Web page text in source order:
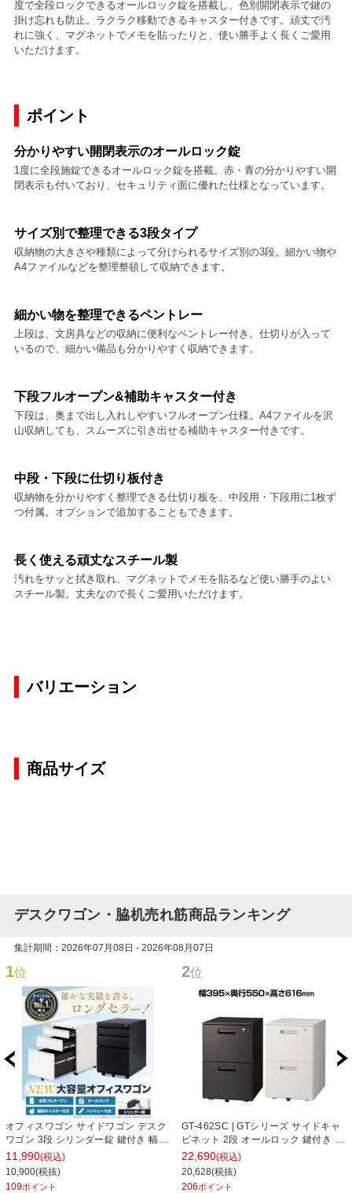
度で全段ロックできるオールロック錠を搭載し、色別開閉表示で鍵の
掛け忘れも防止。ラクラク移動できるキャスター付きです。頑丈で汚
れに強く、マグネットでメモを貼ったりと、使い勝手よく長くご愛用
いただけます。
ポイント
分かりやすい開閉表示のオールロック錠
1度に全段施錠できるオールロック錠を搭載。赤・青の分かりやすい開
閉表示も付いており、セキュリティ面に優れた仕様となっています。
サイズ別で整理できる3段タイプ
収納物の大きさや種類によって分けられるサイズ別の3段。細かい物や
A4ファイルなどを整理整頓して収納できます。
細かい物を整理できるペントレー
上段は、文房具などの収納に便利なペントレー付き。仕切りが入って
いるので、細かい備品も分かりやすく収納できます。
下段フルオープン&補助キャスター付き
下段は、奥まで出し入れしやすいフルオープン仕様。A4ファイルを沢
山収納しても、スムーズに引き出せる補助キャスター付きです。
中段・下段に仕切り板付き
収納物を分かりやすく整理できる仕切り板を、中段用・下段用に1枚ず
つ付属。オプションで追加することもできます。
長く使える頑丈なスチール製
汚れをサッと拭き取れ、マグネットでメモを貼るなど使い勝手のよい
スチール製。丈夫なので長くご愛用いただけます。
バリエーション
商品サイズ
デスクワゴン・脇机売れ筋商品ランキング
集計期間：2026年07月08日 - 2026年08月07日
1位
オフィスワゴン サイドワゴン デスク
ワゴン 3段 シリンダー錠 鍵付き 幅
390×奥行510×高さ600mm【ホワイ
ト・ブラック】
11,990(税込)
10,900(税抜)
109ポイント
2位
GT-462SC | GTシリーズ サイドキャ
ビネット 2段 オールロック 鍵付き オ
フィスワゴン サイドワゴン デスクワ
ゴン 収納 幅395×奥行550×高さ
616mm 【完成品】
22,690(税込)
20,628(税抜)
206ポイント